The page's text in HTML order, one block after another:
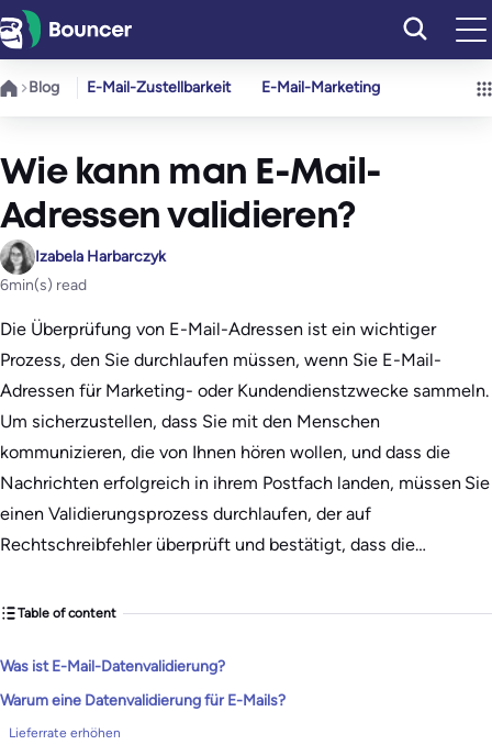
Zum
Inhalt
springen
Blog E-Mail-Zustellbarkeit E-Mail-Marketing
Wie kann man E-Mail-
Adressen validieren?
Izabela Harbarczyk
6min(s) read
Die Überprüfung von E-Mail-Adressen ist ein wichtiger
Prozess, den Sie durchlaufen müssen, wenn Sie E-Mail-
Adressen für Marketing- oder Kundendienstzwecke sammeln.
Um sicherzustellen, dass Sie mit den Menschen
kommunizieren, die von Ihnen hören wollen, und dass die
Nachrichten erfolgreich in ihrem Postfach landen, müssen Sie
einen Validierungsprozess durchlaufen, der auf
Rechtschreibfehler überprüft und bestätigt, dass die…
Table of content
Was ist E-Mail-Datenvalidierung?
Warum eine Datenvalidierung für E-Mails?
Lieferrate erhöhen